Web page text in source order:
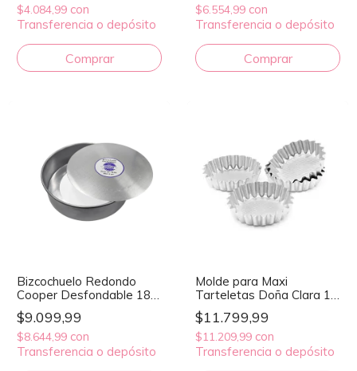
$4.084,99 con
Transferencia o depósito
$6.554,99 con
Transferencia o depósito
Bizcochuelo Redondo
Cooper Desfondable 18
cm Alto 6 cm
$9.099,99
$8.644,99 con
Transferencia o depósito
Molde para Maxi
Tarteletas Doña Clara 12
cm x 4 U
$11.799,99
$11.209,99 con
Transferencia o depósito